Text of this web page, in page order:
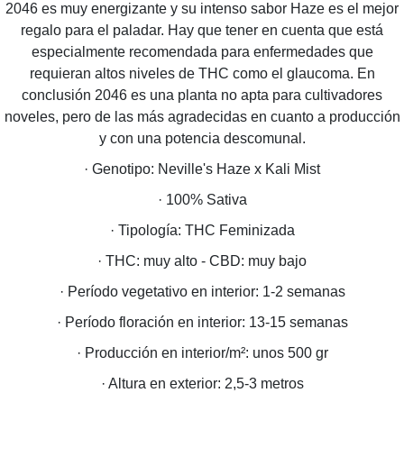
2046 es muy energizante y su intenso sabor Haze es el mejor
regalo para el paladar. Hay que tener en cuenta que está
especialmente recomendada para enfermedades que
requieran altos niveles de THC como el glaucoma. En
conclusión 2046 es una planta no apta para cultivadores
noveles, pero de las más agradecidas en cuanto a producción
y con una potencia descomunal.
· Genotipo: Neville's Haze x Kali Mist
· 100% Sativa
· Tipología: THC Feminizada
· THC: muy alto - CBD: muy bajo
· Período vegetativo en interior: 1-2 semanas
· Período floración en interior: 13-15 semanas
· Producción en interior/m²: unos 500 gr
· Altura en exterior: 2,5-3 metros